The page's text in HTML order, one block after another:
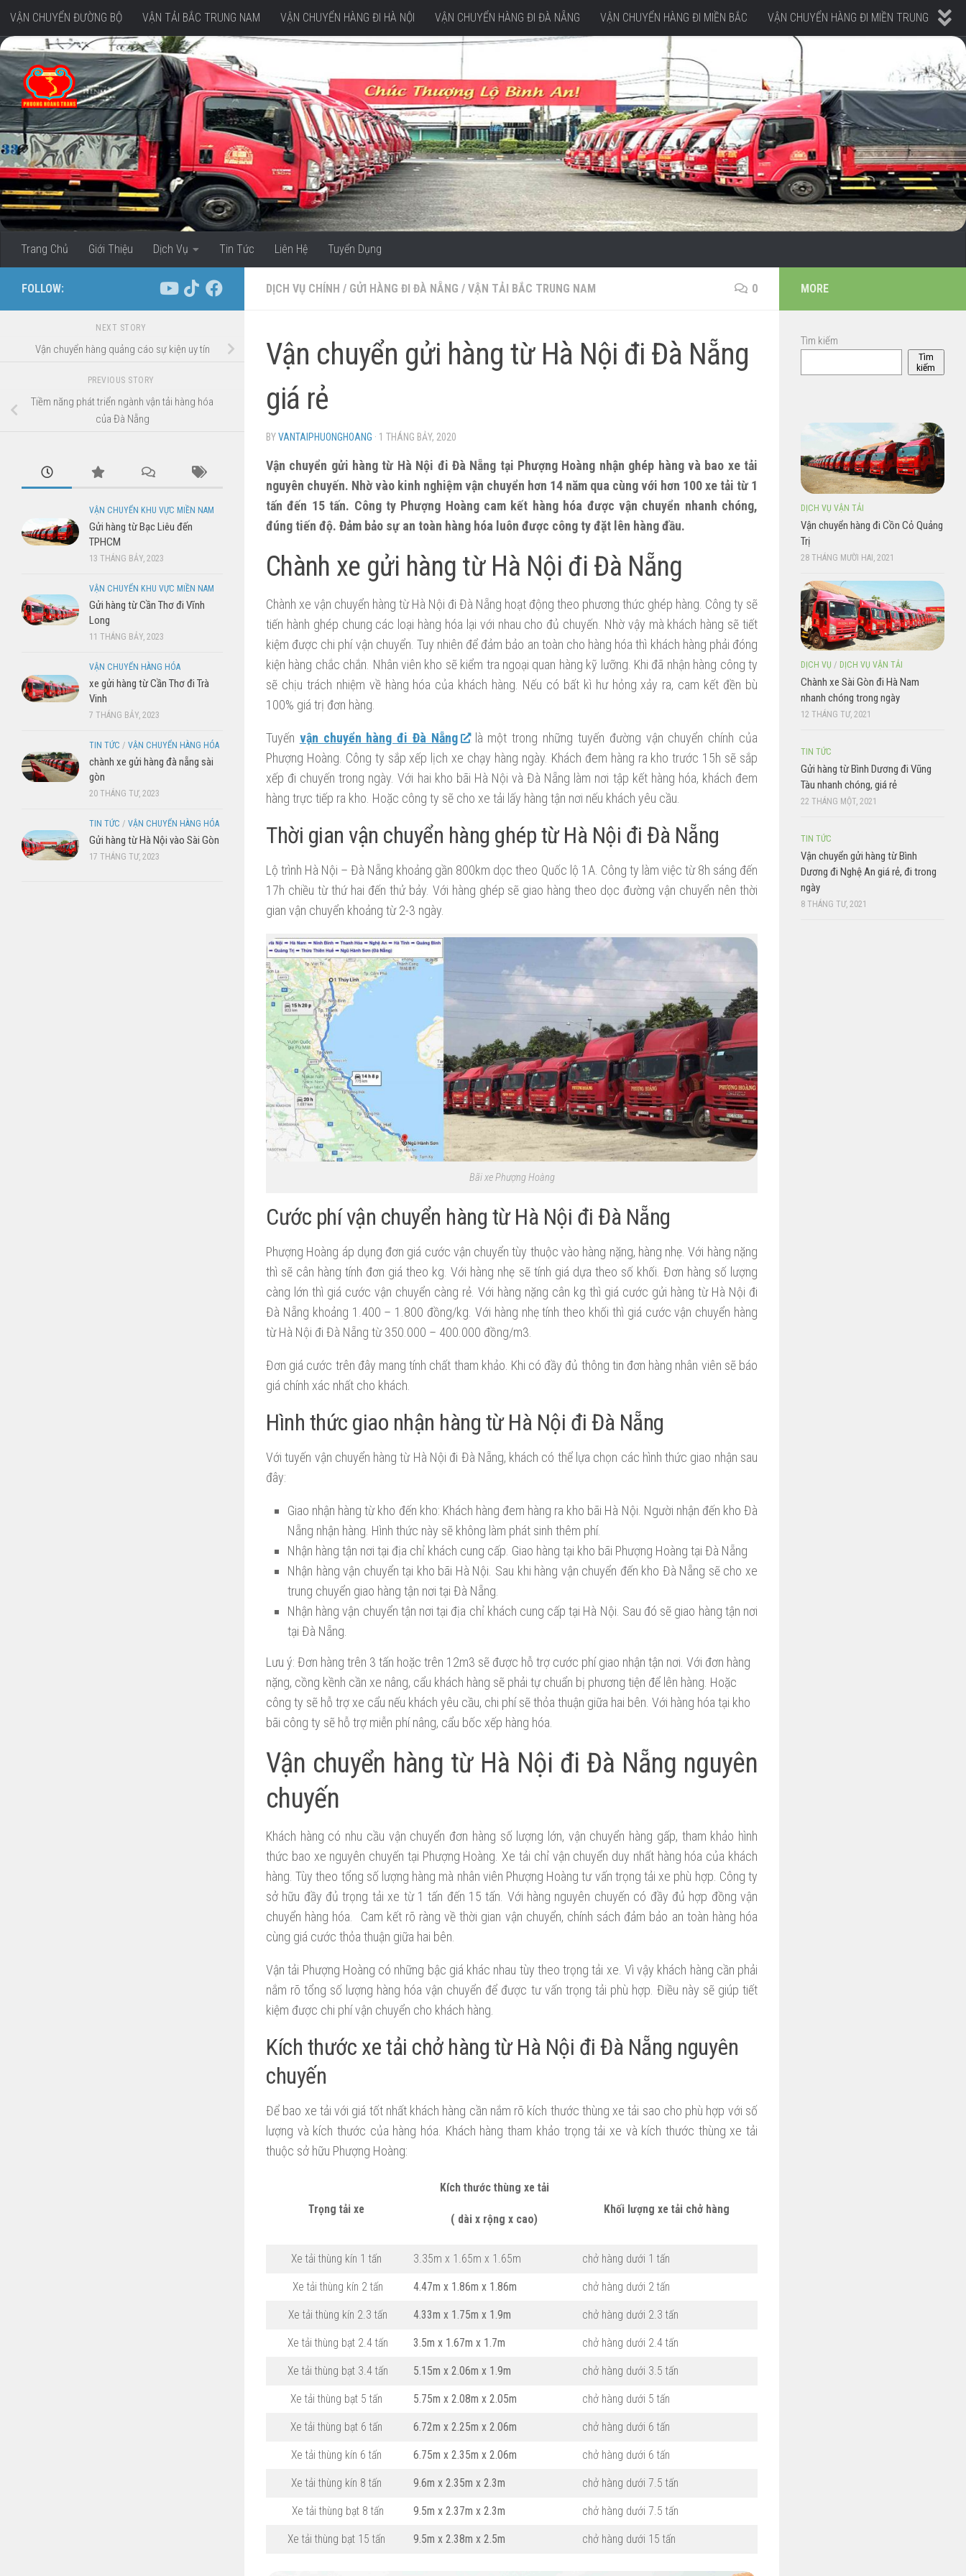
Skip to content
VẬN CHUYỂN ĐƯỜNG BỘ VẬN TẢI BẮC TRUNG NAM VẬN CHUYỂN HÀNG ĐI HÀ NỘI VẬN CHUYỂN HÀNG ĐI ĐÀ NẴNG VẬN CHUYỂN HÀNG ĐI MIỀN BẮC VẬN CHUYỂN HÀNG ĐI MIỀN TRUNG
VẬN CHUYỂN HÀNG ĐI MIỀN TÂY
Trang Chủ Giới Thiệu Dịch Vụ Tin Tức Liên Hệ Tuyển Dụng
DỊCH VỤ CHÍNH / GỬI HÀNG ĐI ĐÀ NẴNG / VẬN TẢI BẮC TRUNG NAM 0
Vận chuyển gửi hàng từ Hà Nội đi Đà Nẵng
giá rẻ
BYVANTAIPHUONGHOANG · 1 THÁNG BẢY, 2020
Vận chuyển gửi hàng từ Hà Nội đi Đà Nẵng tại Phượng Hoàng nhận ghép hàng và bao xe tải
nguyên chuyến. Nhờ vào kinh nghiệm vận chuyển hơn 14 năm qua cùng với hơn 100 xe tải từ 1
tấn đến 15 tấn. Công ty Phượng Hoàng cam kết hàng hóa được vận chuyển nhanh chóng,
đúng tiến độ. Đảm bảo sự an toàn hàng hóa luôn được công ty đặt lên hàng đầu.
Chành xe gửi hàng từ Hà Nội đi Đà Nẵng
Chành xe vận chuyển hàng từ Hà Nội đi Đà Nẵng hoạt động theo phương thức ghép hàng. Công ty sẽ
tiến hành ghép chung các loại hàng hóa lại với nhau cho đủ chuyến. Nhờ vậy mà khách hàng sẽ tiết
kiệm được chi phí vận chuyển. Tuy nhiên để đảm bảo an toàn cho hàng hóa thì khách hàng phải đóng
kiện hàng chắc chắn. Nhân viên kho sẽ kiểm tra ngoại quan hàng kỹ lưỡng. Khi đã nhận hàng công ty
sẽ chịu trách nhiệm về hàng hóa của khách hàng. Nếu có bất kì hư hỏng xảy ra, cam kết đền bù
100% giá trị đơn hàng.
Tuyến vận chuyển hàng đi Đà Nẵng
là một trong những tuyến đường vận chuyển chính của
Phượng Hoàng. Công ty sắp xếp lịch xe chạy hàng ngày. Khách đem hàng ra kho trước 15h sẽ sắp
xếp đi chuyến trong ngày. Với hai kho bãi Hà Nội và Đà Nẵng làm nơi tập kết hàng hóa, khách đem
hàng trực tiếp ra kho. Hoặc công ty sẽ cho xe tải lấy hàng tận nơi nếu khách yêu cầu.
Thời gian vận chuyển hàng ghép từ Hà Nội đi Đà Nẵng
Lộ trình Hà Nội – Đà Nẵng khoảng gần 800km dọc theo Quốc lộ 1A. Công ty làm việc từ 8h sáng đến
17h chiều từ thứ hai đến thử bảy. Với hàng ghép sẽ giao hàng theo dọc đường vận chuyển nên thời
gian vận chuyển khoảng từ 2-3 ngày.
Bãi xe Phượng Hoàng
Cước phí vận chuyển hàng từ Hà Nội đi Đà Nẵng
Phượng Hoàng áp dụng đơn giá cước vận chuyển tùy thuộc vào hàng nặng, hàng nhẹ. Với hàng nặng
thì sẽ cân hàng tính đơn giá theo kg. Với hàng nhẹ sẽ tính giá dựa theo số khối. Đơn hàng số lượng
càng lớn thì giá cước vận chuyển càng rẻ. Với hàng nặng cân kg thì giá cước gửi hàng từ Hà Nội đi
Đà Nẵng khoảng 1.400 – 1.800 đồng/kg. Với hàng nhẹ tính theo khối thì giá cước vận chuyển hàng
từ Hà Nội đi Đà Nẵng từ 350.000 – 400.000 đồng/m3.
Đơn giá cước trên đây mang tính chất tham khảo. Khi có đầy đủ thông tin đơn hàng nhân viên sẽ báo
giá chính xác nhất cho khách.
Hình thức giao nhận hàng từ Hà Nội đi Đà Nẵng
Với tuyến vận chuyển hàng từ Hà Nội đi Đà Nẵng, khách có thể lựa chọn các hình thức giao nhận sau
đây:
Giao nhận hàng từ kho đến kho: Khách hàng đem hàng ra kho bãi Hà Nội. Người nhận đến kho Đà
Nẵng nhận hàng. Hình thức này sẽ không làm phát sinh thêm phí.
Nhận hàng tận nơi tại địa chỉ khách cung cấp. Giao hàng tại kho bãi Phượng Hoàng tại Đà Nẵng
Nhận hàng vận chuyển tại kho bãi Hà Nội. Sau khi hàng vận chuyển đến kho Đà Nẵng sẽ cho xe
trung chuyển giao hàng tận nơi tại Đà Nẵng.
Nhận hàng vận chuyển tận nơi tại địa chỉ khách cung cấp tại Hà Nội. Sau đó sẽ giao hàng tận nơi
tại Đà Nẵng.
Lưu ý: Đơn hàng trên 3 tấn hoặc trên 12m3 sẽ được hỗ trợ cước phí giao nhận tận nơi. Với đơn hàng
nặng, cồng kềnh cần xe nâng, cẩu khách hàng sẽ phải tự chuẩn bị phương tiện để lên hàng. Hoặc
công ty sẽ hỗ trợ xe cẩu nếu khách yêu cầu, chi phí sẽ thỏa thuận giữa hai bên. Với hàng hóa tại kho
bãi công ty sẽ hỗ trợ miễn phí nâng, cẩu bốc xếp hàng hóa.
Vận chuyển hàng từ Hà Nội đi Đà Nẵng nguyên
chuyến
Khách hàng có nhu cầu vận chuyển đơn hàng số lượng lớn, vận chuyển hàng gấp, tham khảo hình
thức bao xe nguyên chuyến tại Phượng Hoàng. Xe tải chỉ vận chuyển duy nhất hàng hóa của khách
hàng. Tùy theo tổng số lượng hàng mà nhân viên Phượng Hoàng tư vấn trọng tải xe phù hợp. Công ty
sở hữu đầy đủ trọng tải xe từ 1 tấn đến 15 tấn. Với hàng nguyên chuyến có đầy đủ hợp đồng vận
chuyển hàng hóa. Cam kết rõ ràng về thời gian vận chuyển, chính sách đảm bảo an toàn hàng hóa
cùng giá cước thỏa thuận giữa hai bên.
Vận tải Phượng Hoàng có những bậc giá khác nhau tùy theo trọng tải xe. Vì vậy khách hàng cần phải
nắm rõ tổng số lượng hàng hóa vận chuyển để được tư vấn trọng tải phù hợp. Điều này sẽ giúp tiết
kiệm được chi phí vận chuyển cho khách hàng.
Kích thước xe tải chở hàng từ Hà Nội đi Đà Nẵng nguyên
chuyến
Để bao xe tải với giá tốt nhất khách hàng cần nắm rõ kích thước thùng xe tải sao cho phù hợp với số
lượng và kích thước của hàng hóa. Khách hàng tham khảo trọng tải xe và kích thước thùng xe tải
thuộc sở hữu Phượng Hoàng:
Trọng tải xe
Kích thước thùng xe tải
( dài x rộng x cao)
Khối lượng xe tải chở hàng
Xe tải thùng kín 1 tấn 3.35m x 1.65m x 1.65m chở hàng dưới 1 tấn
Xe tải thùng kín 2 tấn 4.47m x 1.86m x 1.86m chở hàng dưới 2 tấn
Xe tải thùng kín 2.3 tấn 4.33m x 1.75m x 1.9m chở hàng dưới 2.3 tấn
Xe tải thùng bạt 2.4 tấn 3.5m x 1.67m x 1.7m chở hàng dưới 2.4 tấn
Xe tải thùng bạt 3.4 tấn 5.15m x 2.06m x 1.9m chở hàng dưới 3.5 tấn
Xe tải thùng bạt 5 tấn 5.75m x 2.08m x 2.05m chở hàng dưới 5 tấn
Xe tải thùng bạt 6 tấn 6.72m x 2.25m x 2.06m chở hàng dưới 6 tấn
Xe tải thùng kín 6 tấn 6.75m x 2.35m x 2.06m chở hàng dưới 6 tấn
Xe tải thùng kín 8 tấn 9.6m x 2.35m x 2.3m chở hàng dưới 7.5 tấn
Xe tải thùng bạt 8 tấn 9.5m x 2.37m x 2.3m chở hàng dưới 7.5 tấn
Xe tải thùng bạt 15 tấn 9.5m x 2.38m x 2.5m chở hàng dưới 15 tấn
FOLLOW:
NEXT STORY
Vận chuyển hàng quảng cáo sự kiện uy tín
PREVIOUS STORY
Tiềm năng phát triển ngành vận tải hàng hóa
của Đà Nẵng
VẬN CHUYỂN KHU VỰC MIỀN NAM
Gửi hàng từ Bạc Liêu đến
TPHCM
13 THÁNG BẢY, 2023
VẬN CHUYỂN KHU VỰC MIỀN NAM
Gửi hàng từ Cần Thơ đi Vĩnh
Long
11 THÁNG BẢY, 2023
VẬN CHUYỂN HÀNG HÓA
xe gửi hàng từ Cần Thơ đi Trà
Vinh
7 THÁNG BẢY, 2023
TIN TỨC / VẬN CHUYỂN HÀNG HÓA
chành xe gửi hàng đà nẵng sài
gòn
20 THÁNG TƯ, 2023
TIN TỨC / VẬN CHUYỂN HÀNG HÓA
Gửi hàng từ Hà Nội vào Sài Gòn
17 THÁNG TƯ, 2023
MORE
Tìm kiếm
Tìm
kiếm
DỊCH VỤ VẬN TẢI
Vận chuyển hàng đi Cồn Cỏ Quảng
Trị
28 THÁNG MƯỜI HAI, 2021
DỊCH VỤ / DỊCH VỤ VẬN TẢI
Chành xe Sài Gòn đi Hà Nam
nhanh chóng trong ngày
12 THÁNG TƯ, 2021
TIN TỨC
Gửi hàng từ Bình Dương đi Vũng
Tàu nhanh chóng, giá rẻ
22 THÁNG MỘT, 2021
TIN TỨC
Vận chuyển gửi hàng từ Bình
Dương đi Nghệ An giá rẻ, đi trong
ngày
8 THÁNG TƯ, 2021